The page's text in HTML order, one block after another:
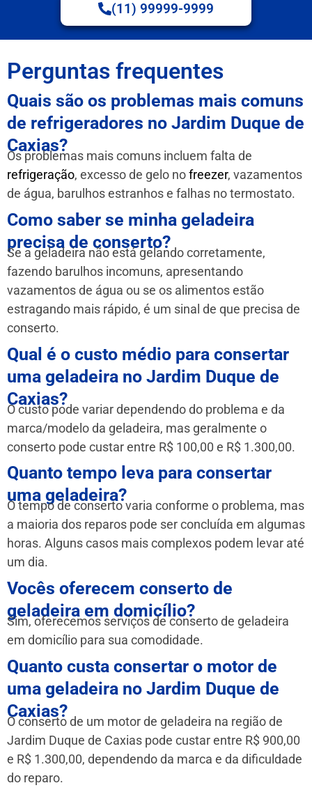
(11) 99999-9999
Perguntas frequentes
Quais são os problemas mais comuns
de refrigeradores no Jardim Duque de
Caxias?
Os problemas mais comuns incluem falta de
refrigeração, excesso de gelo nofreezer, vazamentos
de água, barulhos estranhos e falhas no termostato.
Como saber se minha geladeira
precisa de conserto?
Se a geladeira não está gelando corretamente,
fazendo barulhos incomuns, apresentando
vazamentos de água ou se os alimentos estão
estragando mais rápido, é um sinal de que precisa de
conserto.
Qual é o custo médio para consertar
uma geladeira no Jardim Duque de
Caxias?
O custo pode variar dependendo do problema e da
marca/modelo da geladeira, mas geralmente o
conserto pode custar entre R$ 100,00 e R$ 1.300,00.
Quanto tempo leva para consertar
uma geladeira?
O tempo de conserto varia conforme o problema, mas
a maioria dos reparos pode ser concluída em algumas
horas. Alguns casos mais complexos podem levar até
um dia.
Vocês oferecem conserto de
geladeira em domicílio?
Sim, oferecemos serviços de conserto de geladeira
em domicílio para sua comodidade.
Quanto custa consertar o motor de
uma geladeira no Jardim Duque de
Caxias?
O conserto de um motor de geladeira na região de
Jardim Duque de Caxias pode custar entre R$ 900,00
e R$ 1.300,00, dependendo da marca e da dificuldade
do reparo.